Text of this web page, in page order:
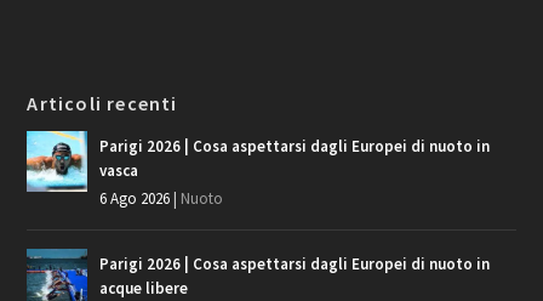
Articoli recenti
Parigi 2026 | Cosa aspettarsi dagli Europei di nuoto in
vasca
6 Ago 2026 Nuoto
Parigi 2026 | Cosa aspettarsi dagli Europei di nuoto in
acque libere